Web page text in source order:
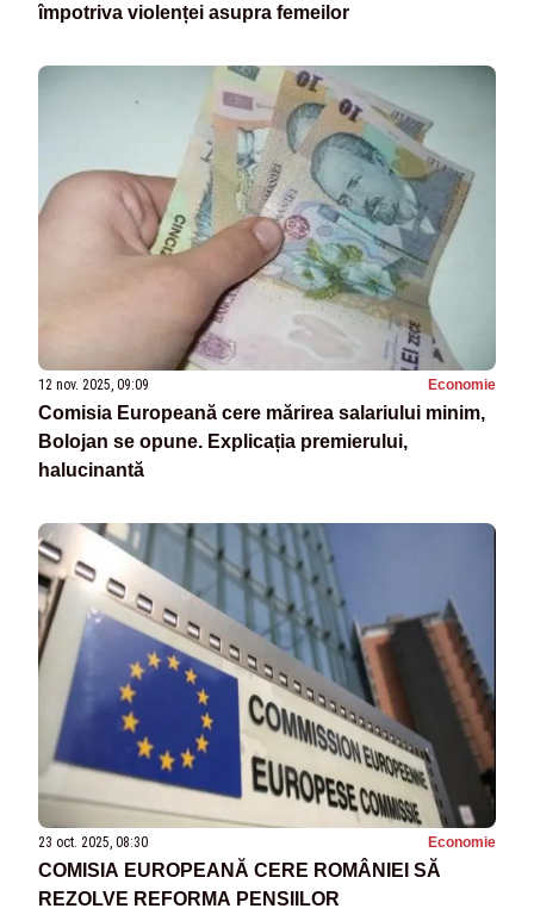
împotriva violenței asupra femeilor
12 nov. 2025, 09:09 Economie
Comisia Europeană cere mărirea salariului minim,
Bolojan se opune. Explicația premierului,
halucinantă
23 oct. 2025, 08:30 Economie
COMISIA EUROPEANĂ CERE ROMÂNIEI SĂ
REZOLVE REFORMA PENSIILOR